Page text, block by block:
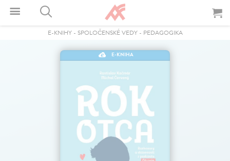
E-KNIHY- SPOLOČENSKÉ VEDY- PEDAGOGIKA
E-KNIHA